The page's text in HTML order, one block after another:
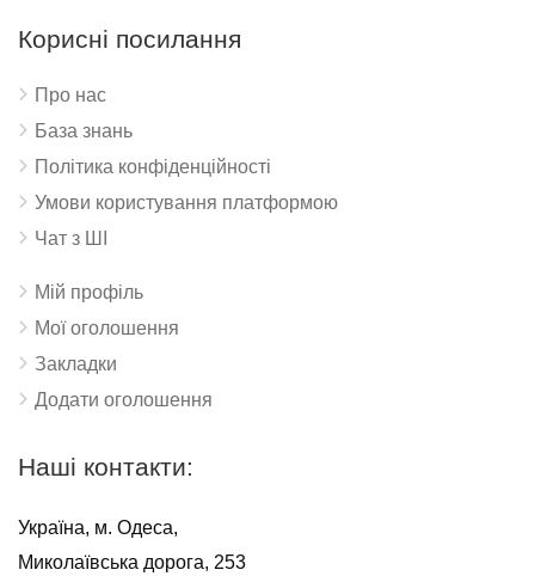
Корисні посилання
Про нас
База знань
Політика конфіденційності
Умови користування платформою
Чат з ШІ
Мій профіль
Мої оголошення
Закладки
Додати оголошення
Наші контакти:
Україна, м. Одеса,
Миколаївська дорога, 253